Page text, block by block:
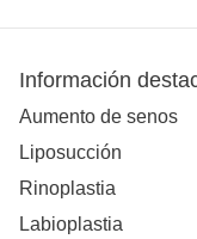
Información
Aumento de senos
Liposucción
Rinoplastia
Labioplastia